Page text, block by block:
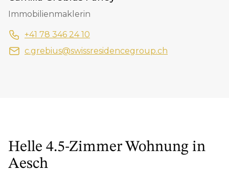
Immobilienmaklerin
+41 78 346 24 10
c.grebius@swissresidencegroup.ch
Helle 4.5-Zimmer Wohnung in
Aesch